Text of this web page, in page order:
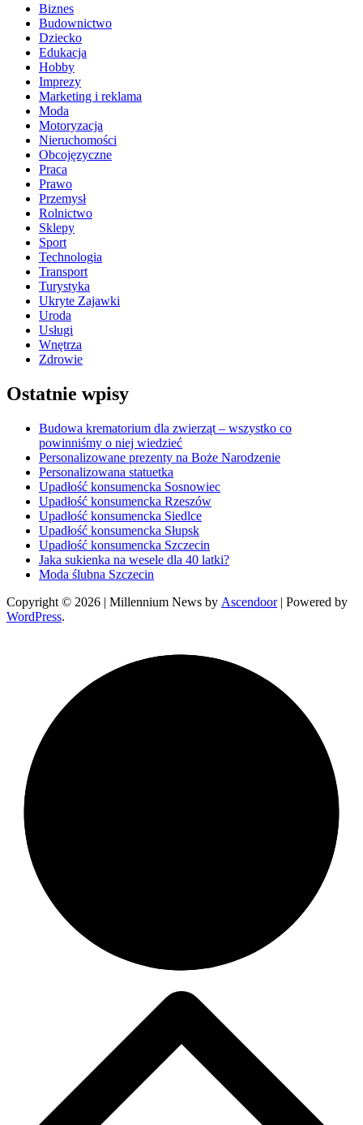
Biznes
Budownictwo
Dziecko
Edukacja
Hobby
Imprezy
Marketing i reklama
Moda
Motoryzacja
Nieruchomości
Obcojęzyczne
Praca
Prawo
Przemysł
Rolnictwo
Sklepy
Sport
Technologia
Transport
Turystyka
Ukryte Zajawki
Uroda
Usługi
Wnętrza
Zdrowie
Ostatnie wpisy
Budowa krematorium dla zwierząt – wszystko co
powinniśmy o niej wiedzieć
Personalizowane prezenty na Boże Narodzenie
Personalizowana statuetka
Upadłość konsumencka Sosnowiec
Upadłość konsumencka Rzeszów
Upadłość konsumencka Siedlce
Upadłość konsumencka Słupsk
Upadłość konsumencka Szczecin
Jaka sukienka na wesele dla 40 latki?
Moda ślubna Szczecin
Copyright © 2026 | Millennium News by Ascendoor| Powered by
WordPress.